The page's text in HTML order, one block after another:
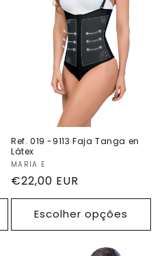
Ref. 019 -9113 Faja Tanga en
Látex
Fornecedor:
MARIA E
Preço
normal
€22,00 EUR
Escolher opções